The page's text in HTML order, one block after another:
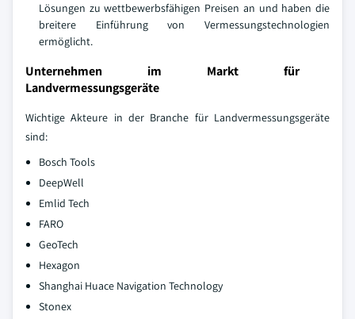
Lösungen zu wettbewerbsfähigen Preisen an und haben die
breitere Einführung von Vermessungstechnologien
ermöglicht.
Unternehmen im Markt für
Landvermessungsgeräte
Wichtige Akteure in der Branche für Landvermessungsgeräte
sind:
Bosch Tools
DeepWell
Emlid Tech
FARO
GeoTech
Hexagon
Shanghai Huace Navigation Technology
Stonex